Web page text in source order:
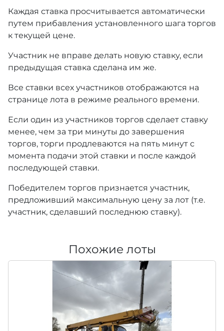
Каждая ставка просчитывается автоматически
путем прибавления установленного шага торгов
к текущей цене.
Участник не вправе делать новую ставку, если
предыдущая ставка сделана им же.
Все ставки всех участников отображаются на
странице лота в режиме реального времени.
Если один из участников торгов сделает ставку
менее, чем за три минуты до завершения
торгов, торги продлеваются на пять минут с
момента подачи этой ставки и после каждой
последующей ставки.
Победителем торгов признается участник,
предложивший максимальную цену за лот (т.е.
участник, сделавший последнюю ставку).
Похожие лоты